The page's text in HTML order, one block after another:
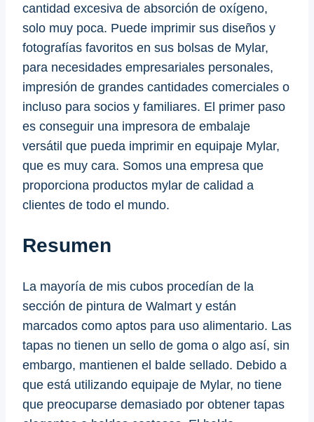
cantidad excesiva de absorción de oxígeno,
solo muy poca. Puede imprimir sus diseños y
fotografías favoritos en sus bolsas de Mylar,
para necesidades empresariales personales,
impresión de grandes cantidades comerciales o
incluso para socios y familiares. El primer paso
es conseguir una impresora de embalaje
versátil que pueda imprimir en equipaje Mylar,
que es muy cara. Somos una empresa que
proporciona productos mylar de calidad a
clientes de todo el mundo.
Resumen
La mayoría de mis cubos procedían de la
sección de pintura de Walmart y están
marcados como aptos para uso alimentario. Las
tapas no tienen un sello de goma o algo así, sin
embargo, mantienen el balde sellado. Debido a
que está utilizando equipaje de Mylar, no tiene
que preocuparse demasiado por obtener tapas